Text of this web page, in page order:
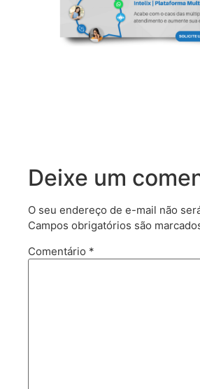
Deixe um
O seu endereço de e-mail não
Campos obrigatórios são
Comentário *